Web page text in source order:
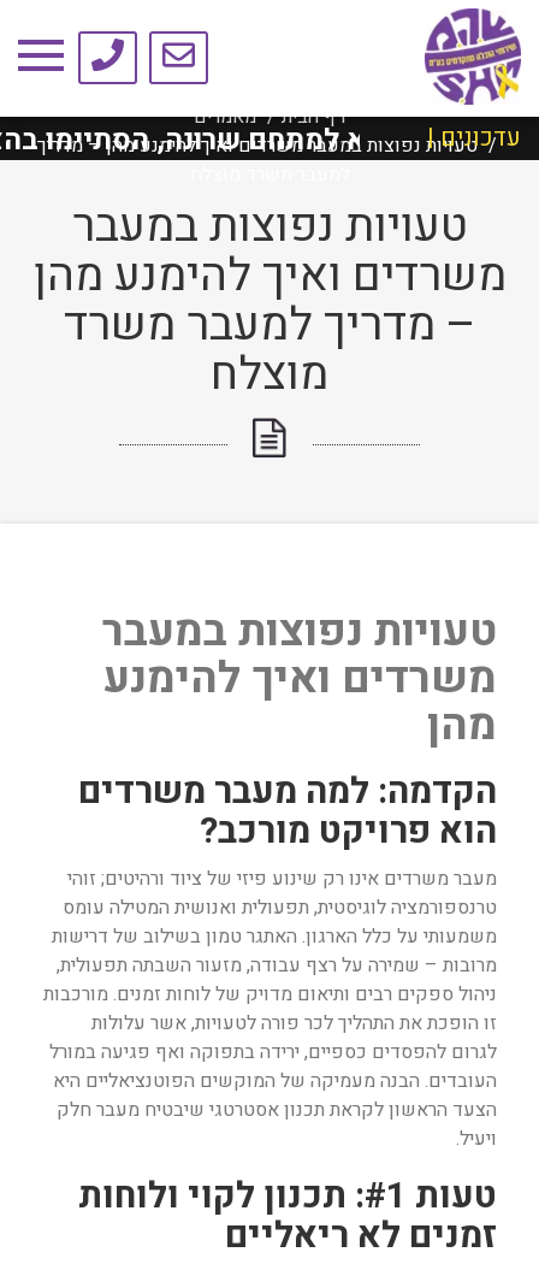
טיפים ומאמרים
דף הבית
מאמרים
טעויות נפוצות במעבר משרדים ואיך להימנע מהן – מדריך
עדכונים |
ת״א למתחם שרונה, הסתיימו בהצלחה!
טעויות נפוצות במעבר
משרדים ואיך להימנע מהן
– מדריך למעבר משרד
מוצלח
טעויות נפוצות במעבר
משרדים ואיך להימנע
מהן
הקדמה: למה מעבר משרדים
הוא פרויקט מורכב?
מעבר משרדים אינו רק שינוע פיזי של ציוד ורהיטים; זוהי
טרנספורמציה לוגיסטית, תפעולית ואנושית המטילה עומס
משמעותי על כלל הארגון. האתגר טמון בשילוב של דרישות
מרובות – שמירה על רצף עבודה, מזעור השבתה תפעולית,
ניהול ספקים רבים ותיאום מדויק של לוחות זמנים. מורכבות
זו הופכת את התהליך לכר פורה לטעויות, אשר עלולות
לגרום להפסדים כספיים, ירידה בתפוקה ואף פגיעה במורל
העובדים. הבנה מעמיקה של המוקשים הפוטנציאליים היא
הצעד הראשון לקראת תכנון אסטרטגי שיבטיח מעבר חלק
ויעיל.
טעות #1: תכנון לקוי ולוחות
זמנים לא ריאליים